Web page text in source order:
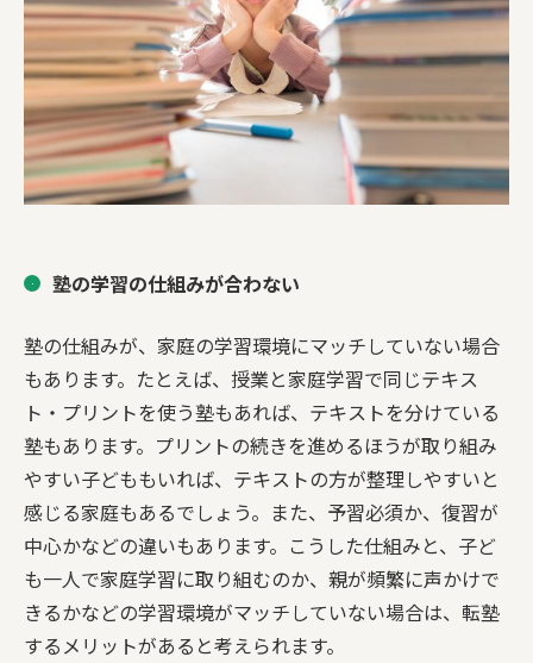
塾の学習の仕組みが合わない
塾の仕組みが、家庭の学習環境にマッチしていない場合
もあります。たとえば、授業と家庭学習で同じテキス
ト・プリントを使う塾もあれば、テキストを分けている
塾もあります。プリントの続きを進めるほうが取り組み
やすい子どももいれば、テキストの方が整理しやすいと
感じる家庭もあるでしょう。また、予習必須か、復習が
中心かなどの違いもあります。こうした仕組みと、子ど
も一人で家庭学習に取り組むのか、親が頻繁に声かけで
きるかなどの学習環境がマッチしていない場合は、転塾
するメリットがあると考えられます。